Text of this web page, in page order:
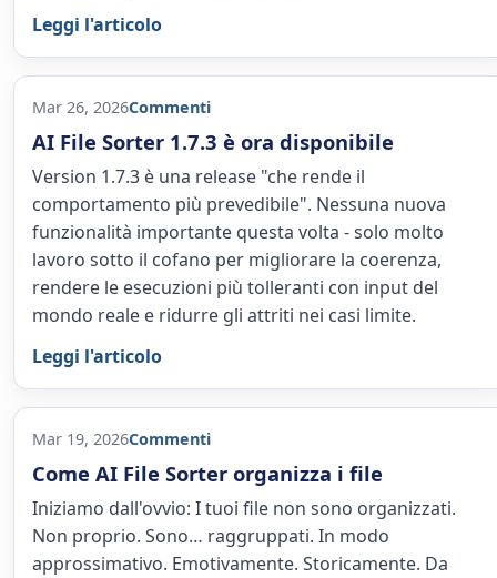
Leggi l'articolo
Mar 26, 2026Commenti
AI File Sorter 1.7.3 è ora disponibile
Version 1.7.3 è una release "che rende il
comportamento più prevedibile". Nessuna nuova
funzionalità importante questa volta - solo molto
lavoro sotto il cofano per migliorare la coerenza,
rendere le esecuzioni più tolleranti con input del
mondo reale e ridurre gli attriti nei casi limite.
Leggi l'articolo
Mar 19, 2026Commenti
Come AI File Sorter organizza i file
Iniziamo dall'ovvio: I tuoi file non sono organizzati.
Non proprio. Sono… raggruppati. In modo
approssimativo. Emotivamente. Storicamente. Da